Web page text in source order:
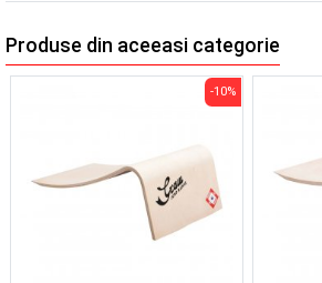
Produse din aceeasi categorie
-10%